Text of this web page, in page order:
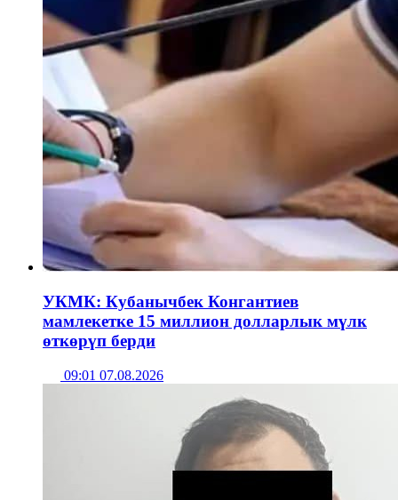
УКМК: Кубанычбек Конгантиев
мамлекетке 15 миллион долларлык мүлк
өткөрүп берди
09:01 07.08.2026